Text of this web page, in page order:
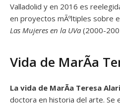
Valladolid y en 2016 es
en proyectos mÃºltiples sobre
Las Mujeres en la UVa (2000-
Vida de MarÃ­a
La vida de MarÃ­a Teresa
doctora en historia del arte. Se